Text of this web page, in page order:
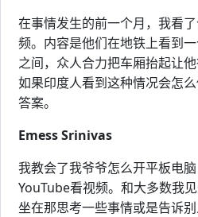
在事情发生的前一个月，我看
频。内容是他们在地铁上看到
之间，众人合力把车厢抬起让
如果印度人看到这种情况会怎
答案。
Emess Srinivas
我教会了我爷爷怎么开平板电
YouTube看视频。和大多数我
坐在那思考一些事情或是告诉